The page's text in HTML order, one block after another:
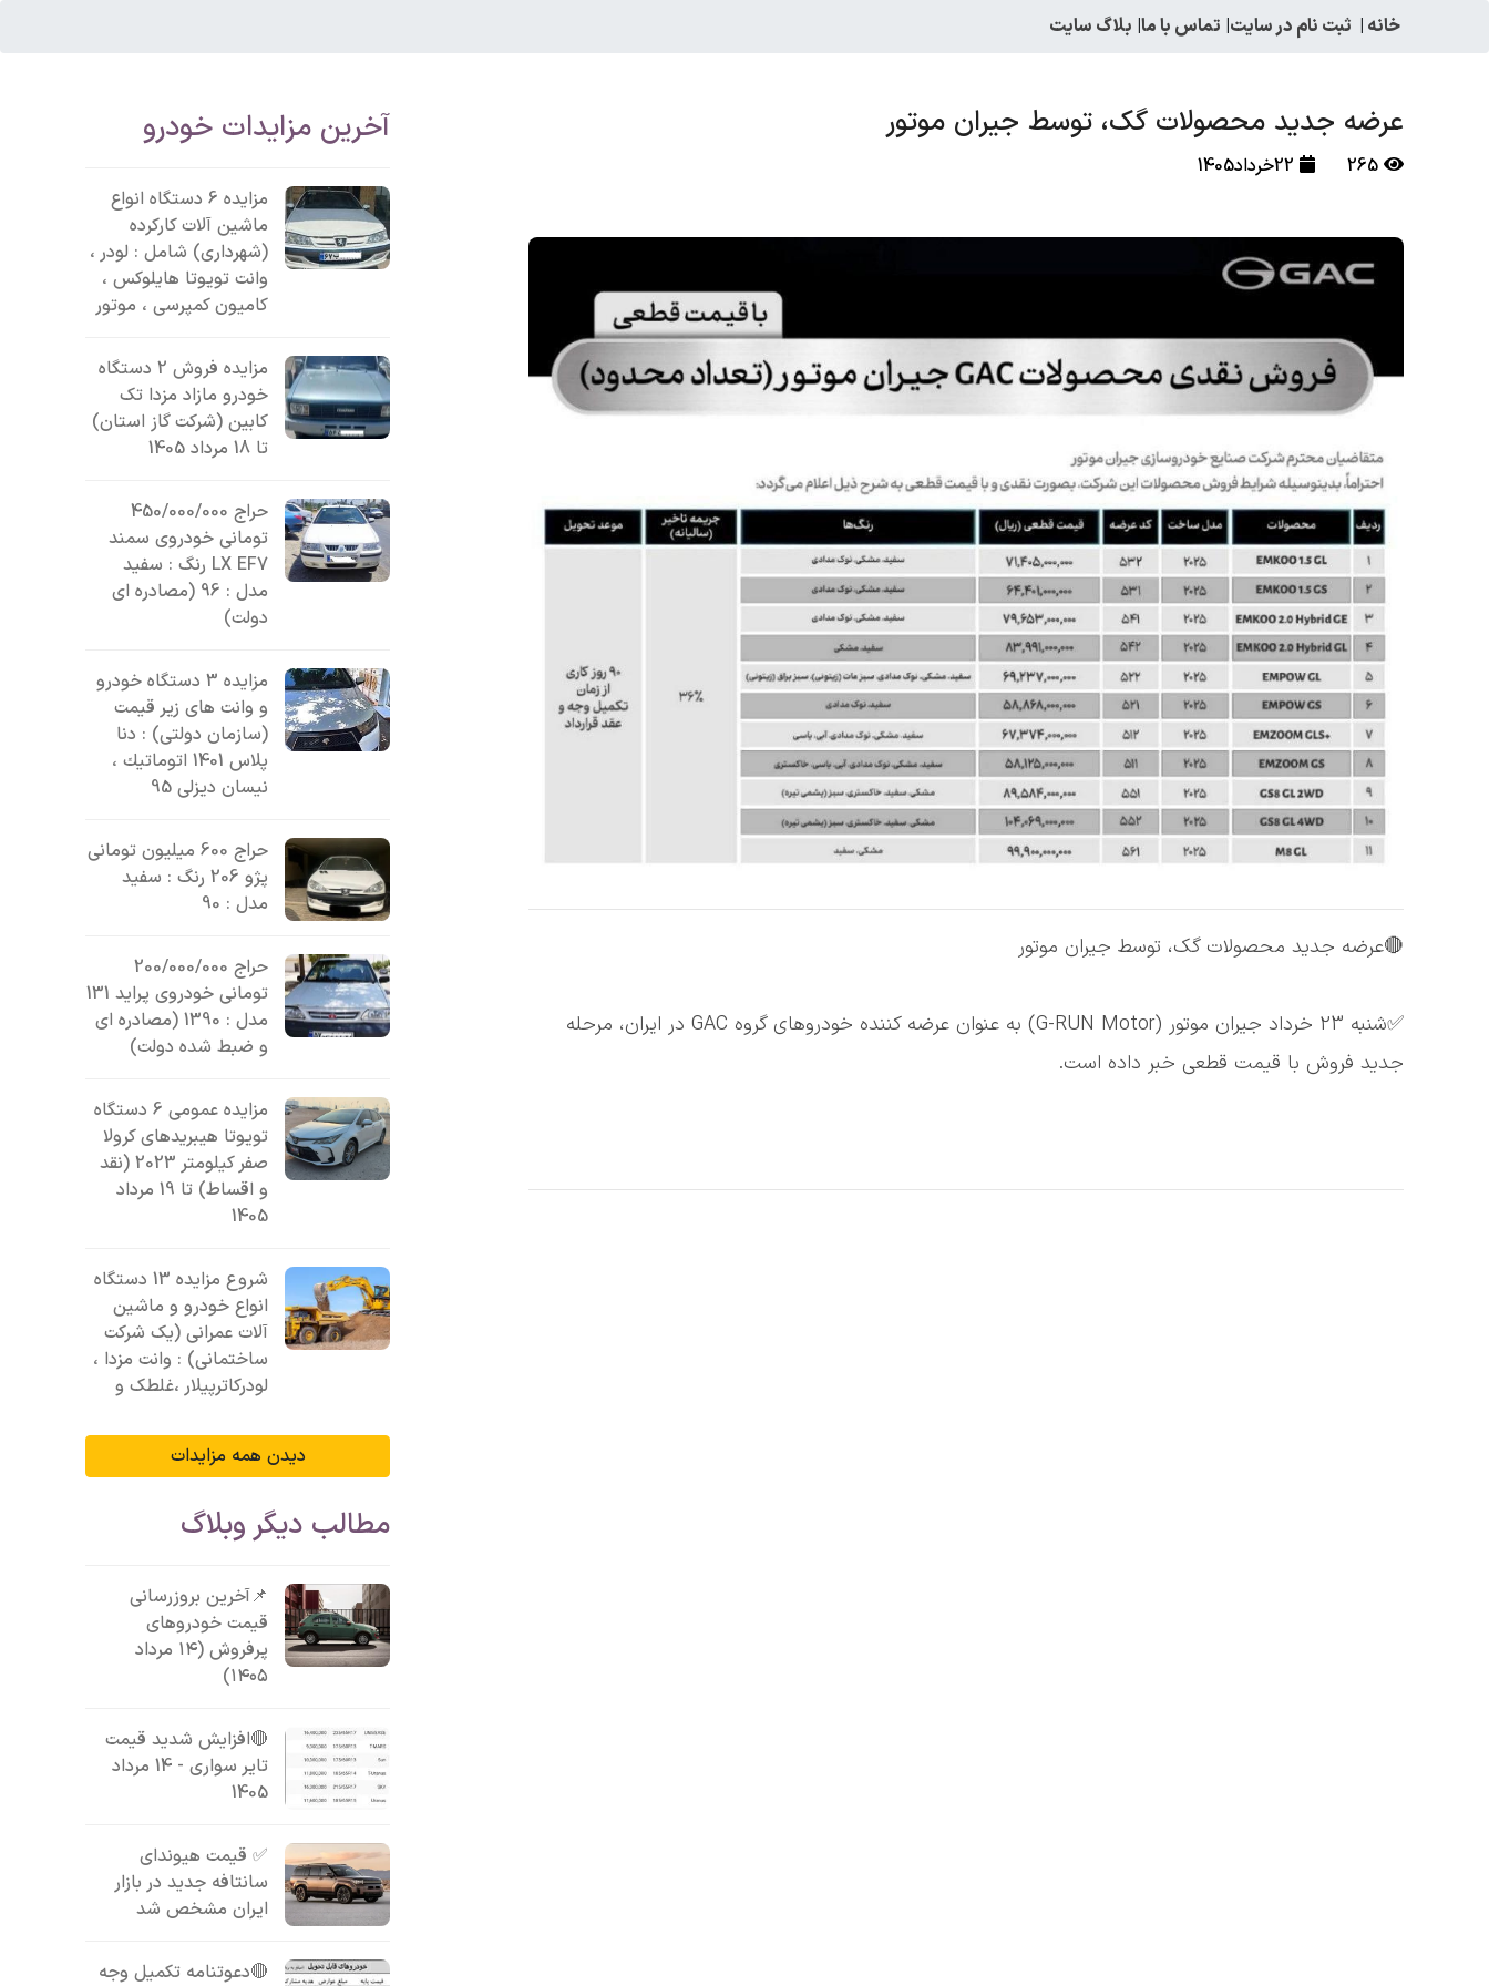
خانه | ثبت نام در سایت| تماس با ما| بلاگ سایت
عرضه جدید محصولات گک، توسط جیران موتور
265 22خرداد1405
🔴عرضه جدید محصولات گک، توسط جیران موتور
✅شنبه 23 خرداد جیران موتور (G-RUN Motor) به عنوان عرضه کننده خودروهای گروه GAC در ایران، مرحله
جدید فروش با قیمت قطعی خبر داده است.
آخرین مزایدات خودرو
مزایده 6 دستگاه انواع
ماشین آلات کارکرده
(شهرداری) شامل : لودر ،
وانت تویوتا هایلوکس ،
کامیون کمپرسی ، موتور
مزایده فروش 2 دستگاه
خودرو مازاد مزدا تک
کابین (شرکت گاز استان)
تا 18 مرداد 1405
حراج 450/000/000
تومانی خودروی سمند
LX EF7 رنگ : سفید
مدل : 96 (مصادره ای
دولت)
مزایده 3 دستگاه خودرو
و وانت های زیر قیمت
(سازمان دولتی) : دنا
پلاس 1401 اتوماتيك ،
نیسان دیزلی 95
حراج 600 میلیون تومانی
پژو 206 رنگ : سفید
مدل : 90
حراج 200/000/000
تومانی خودروی پراید 131
مدل : 1390 (مصادره ای
و ضبط شده دولت)
مزایده عمومی 6 دستگاه
تویوتا هیبریدهای کرولا
صفر کیلومتر 2023 (نقد
و اقساط) تا 19 مرداد
1405
شروع مزایده 13 دستگاه
انواع خودرو و ماشین
آلات عمرانی (یک شرکت
ساختمانی) : وانت مزدا ،
لودرکاترپیلار ،غلطک و
دیدن همه مزایدات
مطالب دیگر وبلاگ
📌آخرین بروزرسانی
قیمت خودروهای
پرفروش (۱۴ مرداد
۱۴۰۵)
🔴افزایش شدید قیمت
تایر سواری - 14 مرداد
1405
✅ قیمت هیوندای
سانتافه جدید در بازار
ایران مشخص شد
🔴دعوتنامه تکمیل وجه